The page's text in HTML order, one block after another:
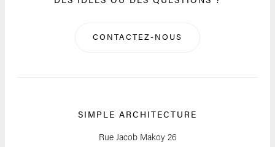
CONTACTEZ-NOUS
SIMPLE ARCHITECTURE
Rue Jacob Makoy 26